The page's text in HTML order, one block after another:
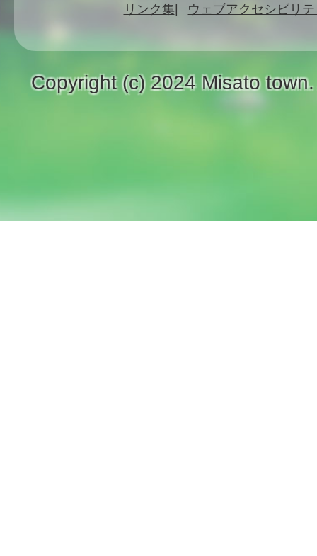
リンク集 ウェブアクセシビリ
Copyright (c) 2024 Misato